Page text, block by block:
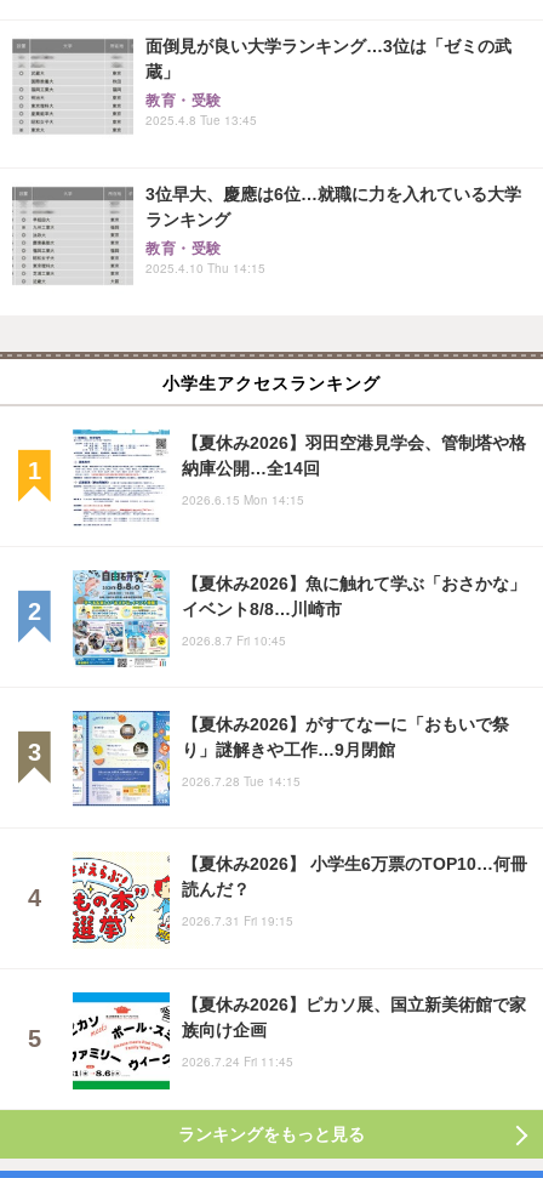
面倒見が良い大学ランキング…3位は「ゼミの武
蔵」
教育・受験
2025.4.8 Tue 13:45
3位早大、慶應は6位…就職に力を入れている大学
ランキング
教育・受験
2025.4.10 Thu 14:15
小学生アクセスランキング
【夏休み2026】羽田空港見学会、管制塔や格
納庫公開…全14回
2026.6.15 Mon 14:15
【夏休み2026】魚に触れて学ぶ「おさかな」
イベント8/8…川崎市
2026.8.7 Fri 10:45
【夏休み2026】がすてなーに「おもいで祭
り」謎解きや工作…9月閉館
2026.7.28 Tue 14:15
【夏休み2026】 小学生6万票のTOP10…何冊
読んだ？
2026.7.31 Fri 19:15
【夏休み2026】ピカソ展、国立新美術館で家
族向け企画
2026.7.24 Fri 11:45
ランキングをもっと見る